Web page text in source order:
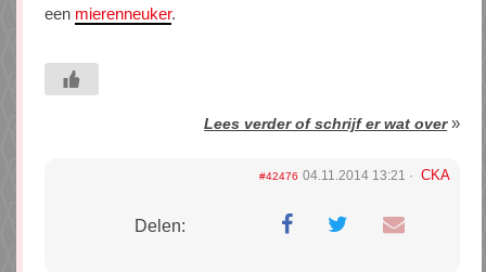
een mierenneuker.
Lees verder of schrijf er wat over»
#42476 04.11.2014 13:21 CKA
Delen: